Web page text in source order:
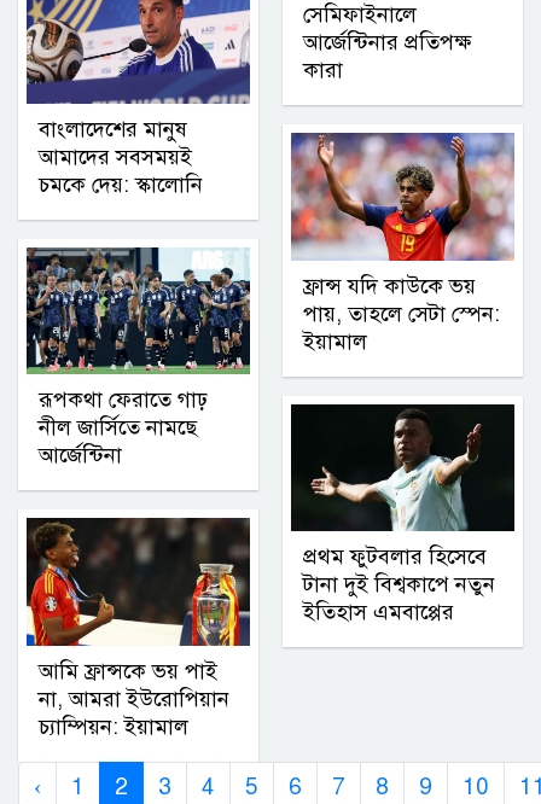
বাংলাদেশের মানুষ
আমাদের সবসময়ই
চমকে দেয়: স্কালোনি
রূপকথা ফেরাতে গাঢ়
নীল জার্সিতে নামছে
আর্জেন্টিনা
আমি ফ্রান্সকে ভয় পাই
না, আমরা ইউরোপিয়ান
চ্যাম্পিয়ন: ইয়ামাল
সেমিফাইনালে
আর্জেন্টিনার প্রতিপক্ষ
কারা
ফ্রান্স যদি কাউকে ভয়
পায়, তাহলে সেটা স্পেন:
ইয়ামাল
প্রথম ফুটবলার হিসেবে
টানা দুই বিশ্বকাপে নতুন
ইতিহাস এমবাপ্পের
‹ 1 2 3 4 5 6 7 8 9 10